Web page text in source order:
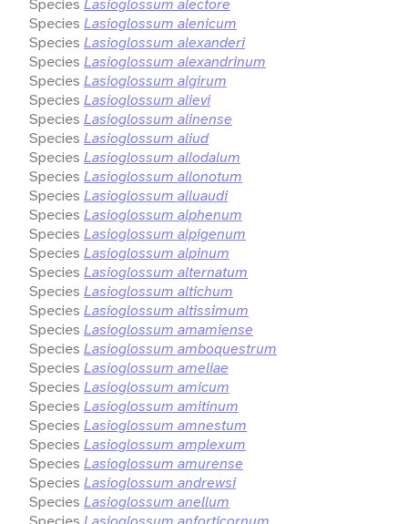
Species Lasioglossum alectore
Species Lasioglossum alenicum
Species Lasioglossum alexanderi
Species Lasioglossum alexandrinum
Species Lasioglossum algirum
Species Lasioglossum alievi
Species Lasioglossum alinense
Species Lasioglossum aliud
Species Lasioglossum allodalum
Species Lasioglossum allonotum
Species Lasioglossum alluaudi
Species Lasioglossum alphenum
Species Lasioglossum alpigenum
Species Lasioglossum alpinum
Species Lasioglossum alternatum
Species Lasioglossum altichum
Species Lasioglossum altissimum
Species Lasioglossum amamiense
Species Lasioglossum amboquestrum
Species Lasioglossum ameliae
Species Lasioglossum amicum
Species Lasioglossum amitinum
Species Lasioglossum amnestum
Species Lasioglossum amplexum
Species Lasioglossum amurense
Species Lasioglossum andrewsi
Species Lasioglossum anellum